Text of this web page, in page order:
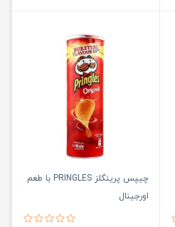
چیپس پرینگلز PRINGLES با طعم
اورجینال